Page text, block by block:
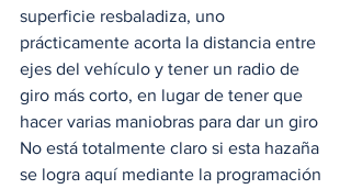
superficie resbaladiza, uno
prácticamente acorta la distancia entre
ejes del vehículo y tener un radio de
giro más corto, en lugar de tener que
hacer varias maniobras para dar un giro
No está totalmente claro si esta hazaña
se logra aquí mediante la programación